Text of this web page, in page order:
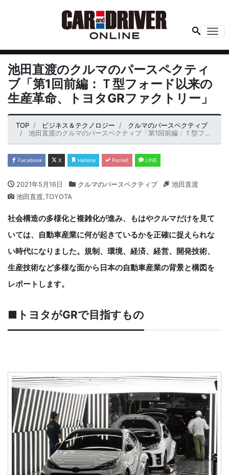
池田直渡のクルマのパースペクティ
ブ「第1回前編：Ｔ型フォード以来の
生産革命、トヨタGRファクトリー」
TOP ビジネス＆テクノロジー
クルマのパースペクティブ
池田直渡のクルマのパースペクティブ「第1回前編：Ｔ型フォード以来の生産革命、トヨタGRファクトリー」
Facebook X Hatena Pocket LINE
2021年5月16日 クルマのパースペクティブ
池田直渡
池田直渡,TOYOTA
社会構造の多様化と複雑化が進み、もはやクルマだけを見て
いては、自動車産業に何が起きているかを正確に捉えられな
い時代になりました。規制、環境、経済、経営、開発技術、
生産技術など多様な面から日本の自動車産業の背景と構図を
レポートします。
■トヨタがGRで目指すもの